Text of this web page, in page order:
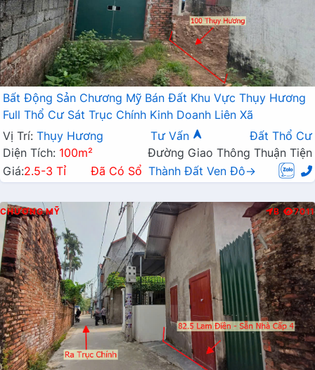
Bất Động Sản Chương Mỹ Bán Đất Khu Vực Thụy Hương
Full Thổ Cư Sát Trục Chính Kinh Doanh Liên Xã
Vị Trí: Thụy Hương Tư Vấn
Đất Thổ Cư
Diện Tích: 100m²
Đường Giao Thông Thuận Tiện
Giá:2.5-3 Tỉ Đã Có Sổ Thành Đất Ven Đô→
CHƯƠNG MỸ B 7011